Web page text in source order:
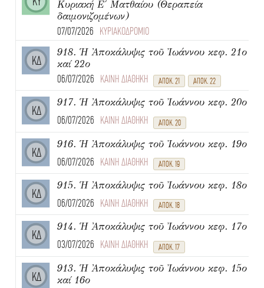
Κυριακή Ε΄ Ματθαίου (Θεραπεία
δαιμονιζομένων)
07/07/2026 ΚΥΡΙΑΚΟΔΡΟΜΙΟ
ΚΔ
918. Ἡ Ἀποκάλυψις τοῦ Ἰωάννου κεφ. 21ο
καί 22ο
06/07/2026 ΚΑΙΝΗ ΔΙΑΘΗΚΗ ΑΠΟΚ. 21 ΑΠΟΚ. 22
ΚΔ
917. Ἡ Ἀποκάλυψις τοῦ Ἰωάννου κεφ. 20ο
06/07/2026 ΚΑΙΝΗ ΔΙΑΘΗΚΗ ΑΠΟΚ. 20
ΚΔ
916. Ἡ Ἀποκάλυψις τοῦ Ἰωάννου κεφ. 19ο
06/07/2026 ΚΑΙΝΗ ΔΙΑΘΗΚΗ ΑΠΟΚ. 19
ΚΔ
915. Ἡ Ἀποκάλυψις τοῦ Ἰωάννου κεφ. 18ο
06/07/2026 ΚΑΙΝΗ ΔΙΑΘΗΚΗ ΑΠΟΚ. 18
ΚΔ
914. Ἡ Ἀποκάλυψις τοῦ Ἰωάννου κεφ. 17ο
03/07/2026 ΚΑΙΝΗ ΔΙΑΘΗΚΗ ΑΠΟΚ. 17
ΚΔ
913. Ἡ Ἀποκάλυψις τοῦ Ἰωάννου κεφ. 15ο
καί 16ο